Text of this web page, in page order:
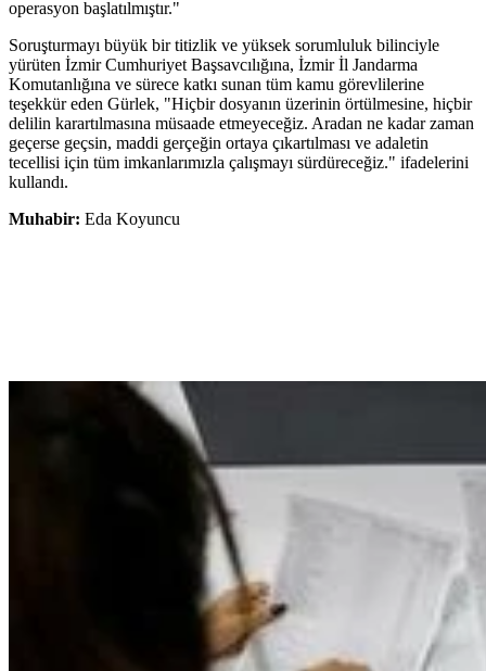
operasyon başlatılmıştır."
Soruşturmayı büyük bir titizlik ve yüksek sorumluluk bilinciyle
yürüten İzmir Cumhuriyet Başsavcılığına, İzmir İl Jandarma
Komutanlığına ve sürece katkı sunan tüm kamu görevlilerine
teşekkür eden Gürlek, "Hiçbir dosyanın üzerinin örtülmesine, hiçbir
delilin karartılmasına müsaade etmeyeceğiz. Aradan ne kadar zaman
geçerse geçsin, maddi gerçeğin ortaya çıkartılması ve adaletin
tecellisi için tüm imkanlarımızla çalışmayı sürdüreceğiz." ifadelerini
kullandı.
Muhabir: Eda Koyuncu